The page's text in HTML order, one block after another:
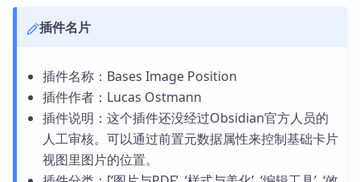
插件名片
插件名称：Bases Image Position
插件作者：Lucas Ostmann
插件说明：这个插件还没经过Obsidian官方人员的
人工审核。可以通过前置元数据属性来控制基础卡片
视图里图片的位置。